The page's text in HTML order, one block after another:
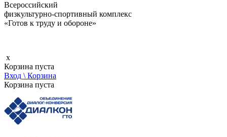
Всероссийский
физкультурно-спортивный комплекс
«Готов к труду и обороне»
x
Корзина пуста
Вход \ Корзина
Корзина пуста